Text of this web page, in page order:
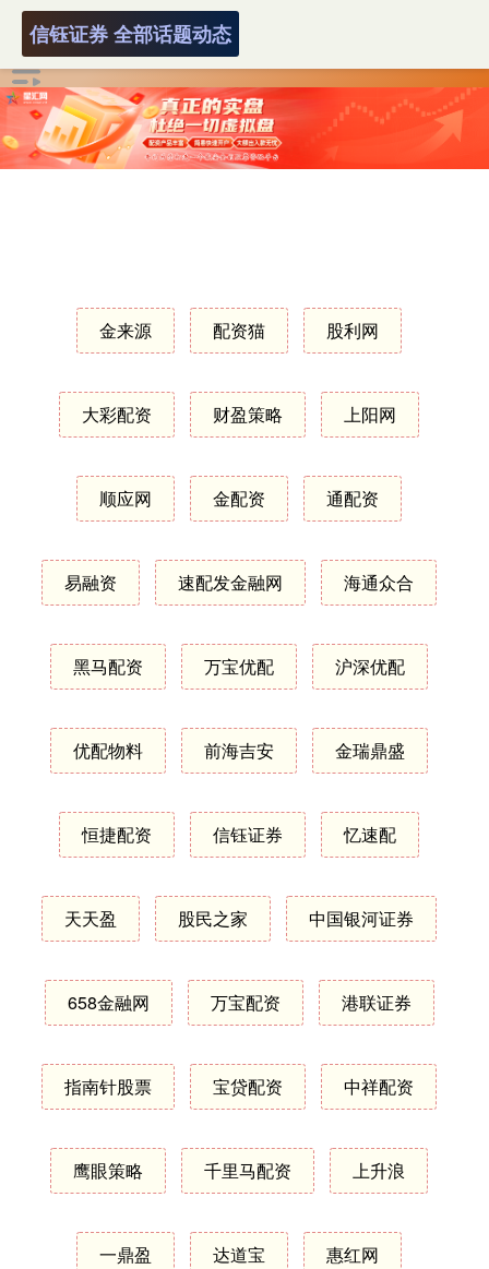
信钰证券 全部话题动态
金来源 配资猫 股利网
大彩配资 财盈策略 上阳网
顺应网 金配资 通配资
易融资 速配发金融网 海通众合
黑马配资 万宝优配 沪深优配
优配物料 前海吉安 金瑞鼎盛
恒捷配资 信钰证券 忆速配
天天盈 股民之家 中国银河证券
658金融网 万宝配资 港联证券
指南针股票 宝贷配资 中祥配资
鹰眼策略 千里马配资 上升浪
一鼎盈 达道宝 惠红网